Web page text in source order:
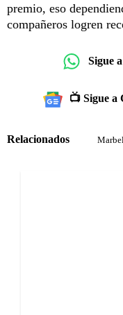
premio, eso
compañeros logren
Sigue
📺 Sigue a
Relacionados